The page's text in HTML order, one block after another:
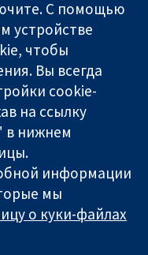
Новости
Пресс-
служба
О нас
Работа
Cochrane
Library
(no. 1045921) and a
registered in
GB 718 2127 49.
С помощью
устройстве
чтобы
Вы всегда
cookie-
на ссылку
в нижнем
информации
мы
о куки-файлах